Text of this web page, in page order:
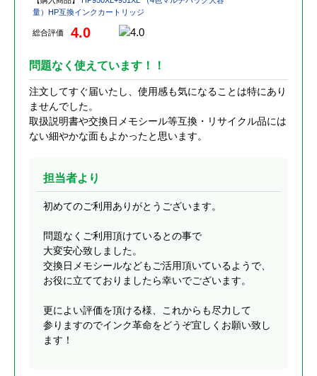
量）HP互換インクカートリッジ
総合評価 4.0
問題なく使えています！！
注文してすぐ届いたし、使用感も気になることは特にあり
ませんでした。
取扱説明書や交換日メモシール等互換・リサイクル品には
ない細やかな面もよかったと思います。
担当者より
初めてのご利用ありがとうございます。
問題なくご利用頂けているとの事で
大変安心致しました。
交換日メモシールなどもご活用頂いているようで、
お役に立てておりましたら幸いでございます。
更によい評価を頂ける様、これからも尽力して
参りますのでインク革命をどうぞ宜しくお願い致し
ます！